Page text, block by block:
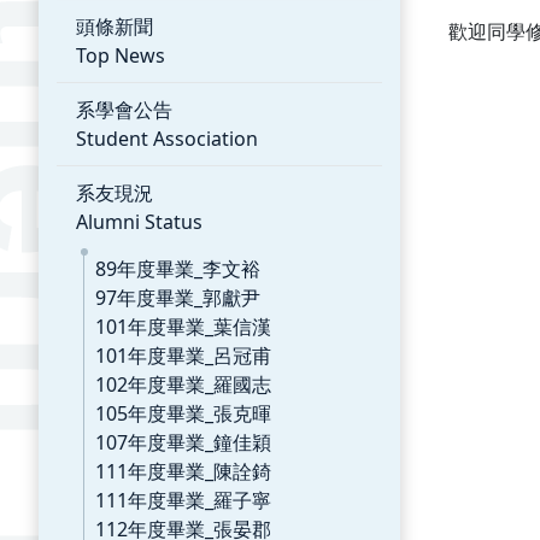
頭條新聞
Top News
系學會公告
Student Association
系友現況
Alumni Status
89年度畢業_李文裕
97年度畢業_郭獻尹
101年度畢業_葉信漢
101年度畢業_呂冠甫
102年度畢業_羅國志
105年度畢業_張克暉
107年度畢業_鐘佳穎
111年度畢業_陳詮錡
111年度畢業_羅子寧
112年度畢業_張晏郡
歡迎同學